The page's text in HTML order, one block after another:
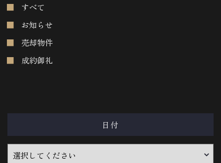
すべて
お知らせ
売却物件
成約御礼
日付